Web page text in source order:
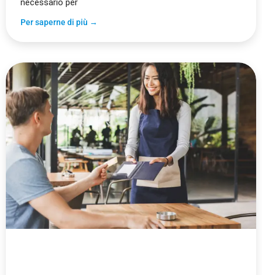
Per saperne di più →